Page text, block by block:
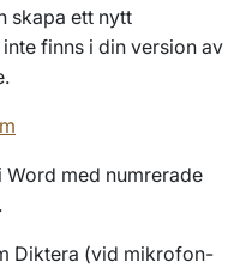
skapa ett nytt
finns i din version av
Diktera (vid mikrofon-